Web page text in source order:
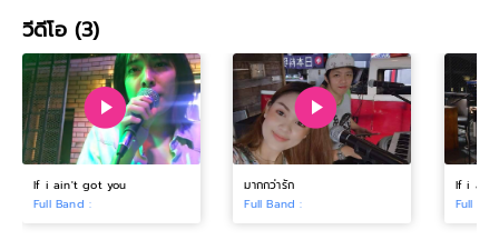
วีดีโอ (3)
If i ain't got you
Full Band :
มากกว่ารัก
Full Band :
If i
Full